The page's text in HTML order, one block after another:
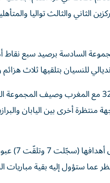
الثاني والثالث تواليا
السادسة برصيد سبع نقاط
للنسيان بتلقيها ثلاث
ويضرب المنتخب البرتقالي موعدا في دور
أخرى بين اليابان
عما ستؤول إليه بقية مباريات